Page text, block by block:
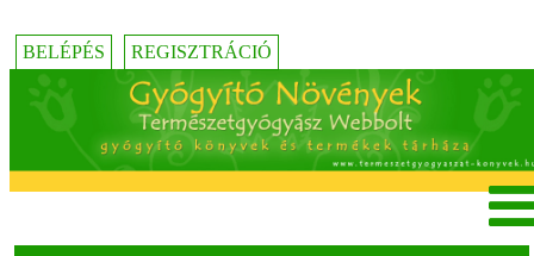
BELÉPÉS REGISZTRÁCIÓ